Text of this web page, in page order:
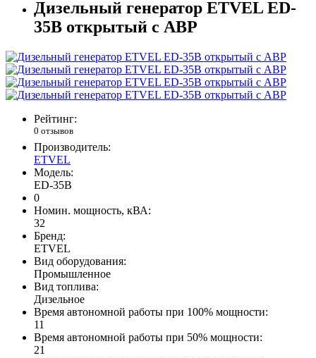
Дизельный генератор ETVEL ED-
35B открытый с АВР
Рейтинг:
0 отзывов
Производитель:
ETVEL
Модель:
ED-35B
0
Номин. мощность, кВА:
32
Бренд:
ETVEL
Вид оборудования:
Промышленное
Вид топлива:
Дизельное
Время автономной работы при 100% мощности:
11
Время автономной работы при 50% мощности:
21